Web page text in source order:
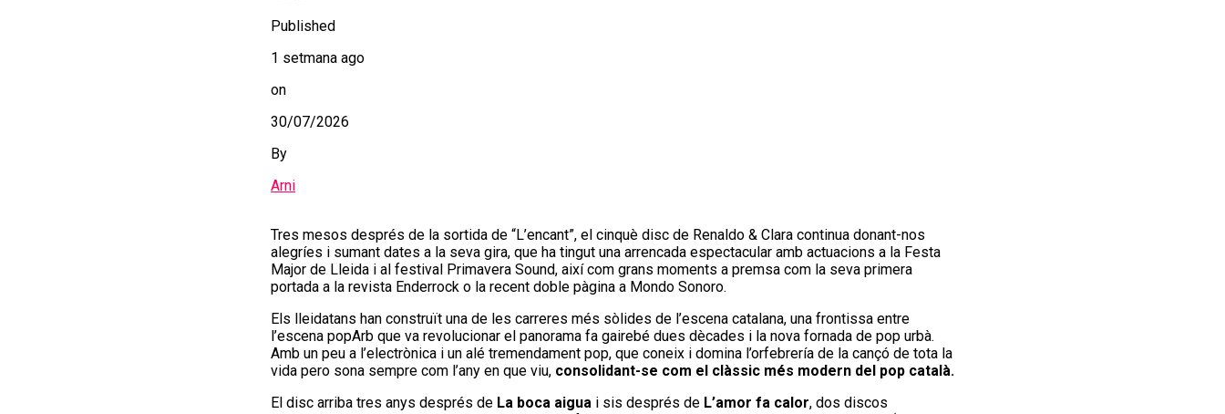
Published
1 setmana ago
on
30/07/2026
By
Arni
Tres mesos després de la sortida de “L’encant”, el cinquè disc de Renaldo & Clara continua donant-nos
alegríes i sumant dates a la seva gira, que ha tingut una arrencada espectacular amb actuacions a la Festa
Major de Lleida i al festival Primavera Sound, així com grans moments a premsa com la seva primera
portada a la revista Enderrock o la recent doble pàgina a Mondo Sonoro.
Els lleidatans han construït una de les carreres més sòlides de l’escena catalana, una frontissa entre
l’escena popArb que va revolucionar el panorama fa gairebé dues dècades i la nova fornada de pop urbà.
Amb un peu a l’electrònica i un alé tremendament pop, que coneix i domina l’orfebrería de la cançó de tota la
vida pero sona sempre com l’any en que viu, consolidant-se com el clàssic més modern del pop català.
El disc arriba tres anys després de La boca aigua i sis després de L’amor fa calor, dos discos